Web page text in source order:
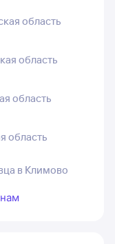
область
область
область
область
в Климово